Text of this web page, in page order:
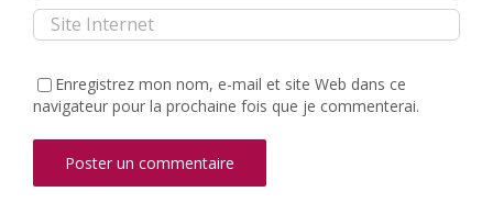
Enregistrez mon nom, e-mail et site Web dans ce
navigateur pour la prochaine fois que je commenterai.